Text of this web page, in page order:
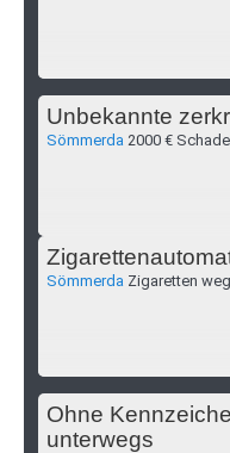
Unbekannte
Sömmerda 2000 €
Sömmerda Zigaretten
Ohne
unterwegs